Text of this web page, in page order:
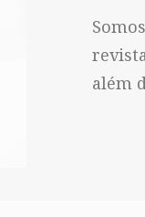
além